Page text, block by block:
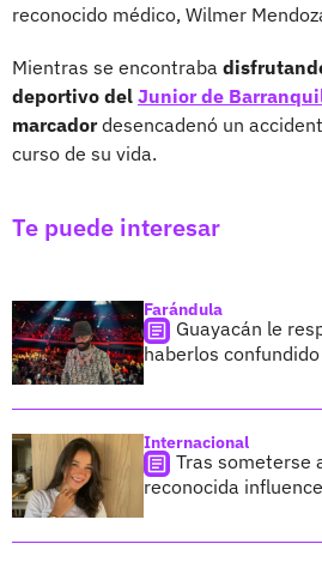
reconocido médico, Wilmer
Mientras se encontraba
deportivo del Junior de
marcadordesencadenó un
curso de su vida.
Te puede interesar
Farándula
Guayacán le
haberlos
Internacional
Tras someterse
reconocida